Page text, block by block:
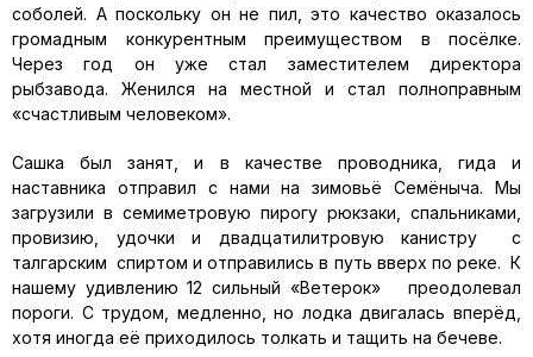
соболей. А поскольку он не пил, это качество оказалось
громадным конкурентным преимуществом в посёлке.
Через год он уже стал заместителем директора
рыбзавода. Женился на местной и стал полноправным
«счастливым человеком».
Сашка был занят, и в качестве проводника, гида и
наставника отправил с нами на зимовьё Семёныча. Мы
загрузили в семиметровую пирогу рюкзаки, спальниками,
провизию, удочки и двадцатилитровую канистру с
талгарским спиртом и отправились в путь вверх по реке. К
нашему удивлению 12 сильный «Ветерок» преодолевал
пороги. С трудом, медленно, но лодка двигалась вперёд,
хотя иногда её приходилось толкать и тащить на бечеве.